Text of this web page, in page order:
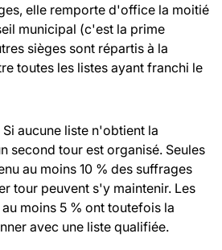
elle remporte d'office la moitié
municipal (c'est la prime
sièges sont répartis à la
toutes les listes ayant franchi le
Si aucune liste n'obtient la
second tour est organisé. Seules
au moins 10 % des suffrages
tour peuvent s'y maintenir. Les
moins 5 % ont toutefois la
avec une liste qualifiée.